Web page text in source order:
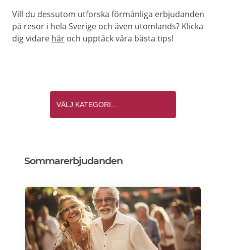
Vill du dessutom utforska förmånliga erbjudanden
på resor i hela Sverige och även utomlands? Klicka
dig vidare här och upptäck våra bästa tips!
Sommarerbjudanden